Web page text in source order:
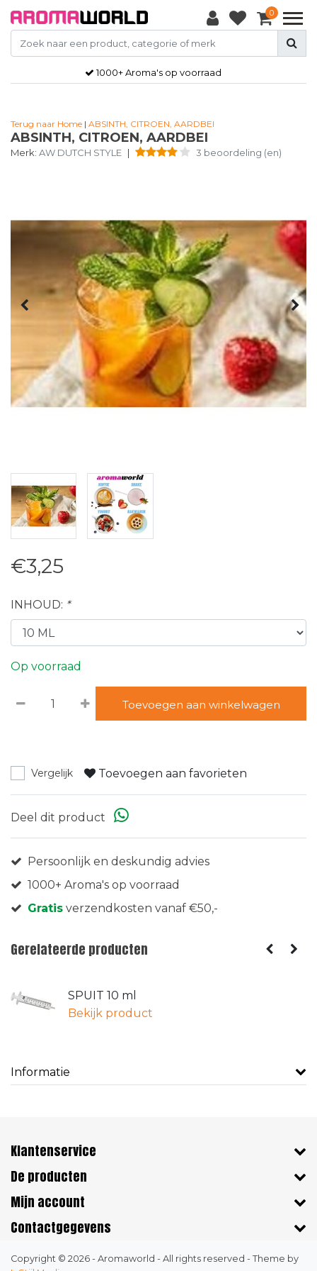
0
1000+ Aroma's op voorraad
Terug naar Home | ABSINTH, CITROEN, AARDBEI
ABSINTH, CITROEN, AARDBEI
Merk: AW DUTCH STYLE | 3 beoordeling (en)
€3,25
INHOUD: *
Op voorraad
Toevoegen aan winkelwagen
Vergelijk Toevoegen aan favorieten
Deel dit product
Persoonlijk en deskundig advies
1000+ Aroma's op voorraad
Gratis verzendkosten vanaf €50,-
Gerelateerde producten
SPUIT 10 ml
Bekijk product
Informatie
Klantenservice
De producten
Mijn account
Contactgegevens
Copyright © 2026 - Aromaworld - All rights reserved - Theme by